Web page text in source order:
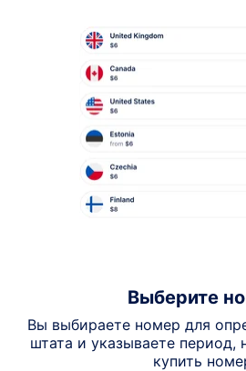
Выберите
Вы выбираете номер для
штата и указываете период,
купить